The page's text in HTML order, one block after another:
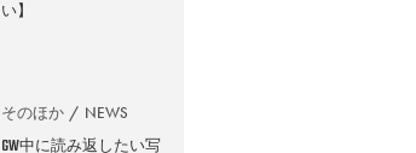
い】
そのほか NEWS
GW中に読み返したい写